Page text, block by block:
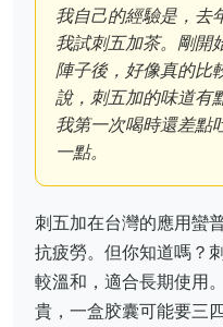
我自己的經驗是，去
我試刺五加茶。剛開
陣子後，好像真的比
說，刺五加的味道有
我第一次喝時還差點
一點。
刺五加在台灣的應用蠻
抗疲勞。但你知道嗎？
較溫和，適合長期使用
貴，一盒胶囊可能要三